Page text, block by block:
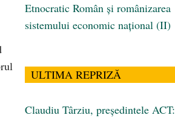
Etnocratic Român şi românizarea
sistemului economic naţional (II)
ULTIMA REPRIZĂ
Claudiu Târziu, președintele ACT: